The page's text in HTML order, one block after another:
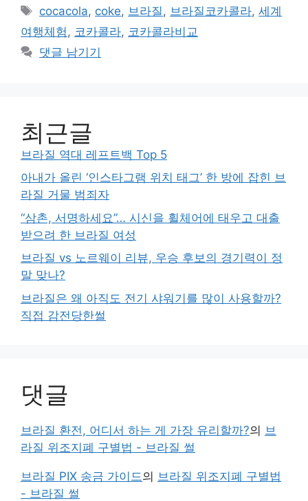
리
태
그
cocacola, coke, 브라질 , 브라질코카콜라,세계
여행체험 , 코카콜라, 코카콜라비교
댓글 남기기
최근글
브라질 역대 레프트백 Top 5
아내가 올린 ‘인스타그램 위치 태그’ 한 방에 잡힌 브
라질 거물 범죄자
“삼촌, 서명하세요”… 시신을 휠체어에 태우고 대출
받으려 한 브라질 여성
브라질 vs 노르웨이 리뷰, 우승 후보의 경기력이 정
말 맞나?
브라질은 왜 아직도 전기 샤워기를 많이 사용할까?
직접 감전당한썰
댓글
브라질 환전, 어디서 하는 게 가장 유리할까?의 브
라질 위조지폐 구별법 - 브라질 썰
브라질 PIX 송금 가이드의 브라질 위조지폐 구별법
- 브라질 썰